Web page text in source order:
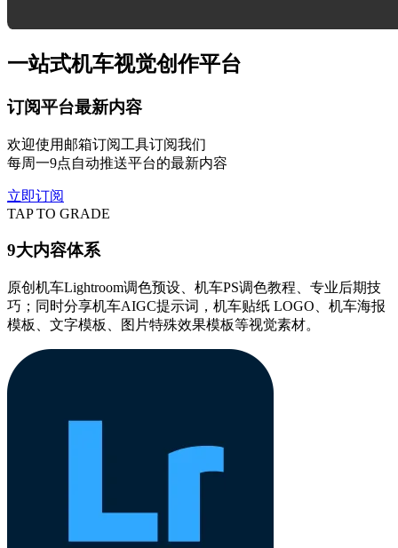
一站式机车视觉创作平台
订阅平台最新内容
欢迎使用邮箱订阅工具订阅我们
每周一9点自动推送平台的最新内容
立即订阅
TAP TO GRADE
9大内容体系
原创机车Lightroom调色预设、机车PS调色教程、专业后期技
巧；同时分享机车AIGC提示词，机车贴纸 LOGO、机车海报
模板、文字模板、图片特殊效果模板等视觉素材。